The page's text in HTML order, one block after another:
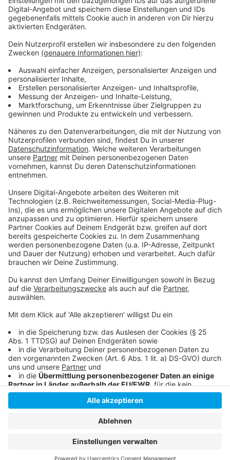
verkaufen Ihnen alles fürs Schlafzimmer – bis auf eine
Frau!“ eines örtlichen Möbelhauses.
Anzeige
©Insta: @ebtgofficial / Marcelo Krasilcic
Tracey Thorn und Ben Watt, 1995 in New York
Weitere Infos und Links zum Thema:
Anzeige
Noch mehr Wiki-Wissen zu Everything But The Girl
Die offizielle Homepage
musikexpress.de: Das Comeback von Everything But
The Girl
Anzeige
Anzeige